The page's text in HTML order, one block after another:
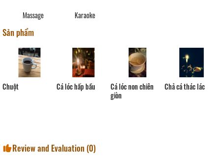
Massage Karaoke
Sản phẩm
Chuột Cá lóc hấp bầu
Cá lóc non chiên
giòn
Chả cá thác lác
Review and Evaluation (0)